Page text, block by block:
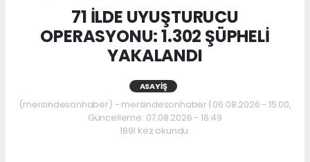
71 İLDE UYUŞTURUCU
OPERASYONU: 1.302 ŞÜPHELİ
YAKALANDI
ASAYIŞ
(mersindesonhaber) - mersindesonhaber | 06.08.2026 - 15:00,
Güncelleme: 07.08.2026 - 16:49
1891 kez okundu.